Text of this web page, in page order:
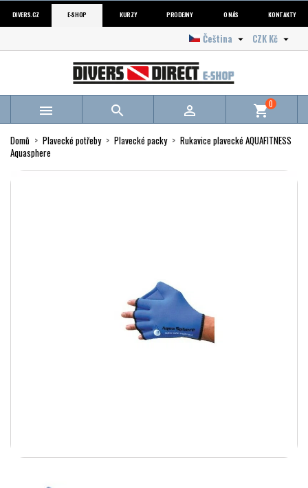
DIVERS.CZ E-SHOP KURZY PRODEJNY O NÁS KONTAKTY
CZK Kč 
Čeština 
   shopping_cart0
Domů Plavecké potřeby Plavecké packy
Rukavice plavecké AQUAFITNESS
Aquasphere